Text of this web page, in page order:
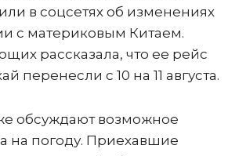
в соцсетях об изменениях
с материковым Китаем.
рассказала, что ее рейс
перенесли с 10 на 11 августа.
обсуждают возможное
на погоду. Приехавшие